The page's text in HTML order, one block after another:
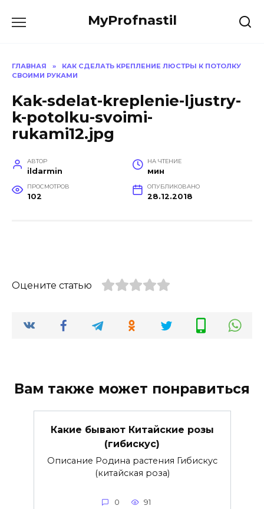
MyProfnastil
ГЛАВНАЯ »
КАК СДЕЛАТЬ КРЕПЛЕНИЕ ЛЮСТРЫ К ПОТОЛКУ
СВОИМИ РУКАМИ
Kak-sdelat-kreplenie-ljustry-
k-potolku-svoimi-
rukami12.jpg
АВТОР
ildarmin
НА ЧТЕНИЕ
мин
ПРОСМОТРОВ
102
ОПУБЛИКОВАНО
28.12.2018
Оцените статью
Вам также может понравиться
Какие бывают Китайские розы
(гибискус)
Описание Родина растения Гибискус
(китайская роза)
0 91